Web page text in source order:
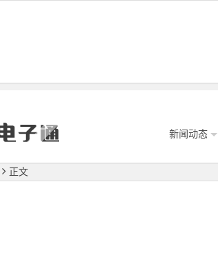
新闻动态
正文